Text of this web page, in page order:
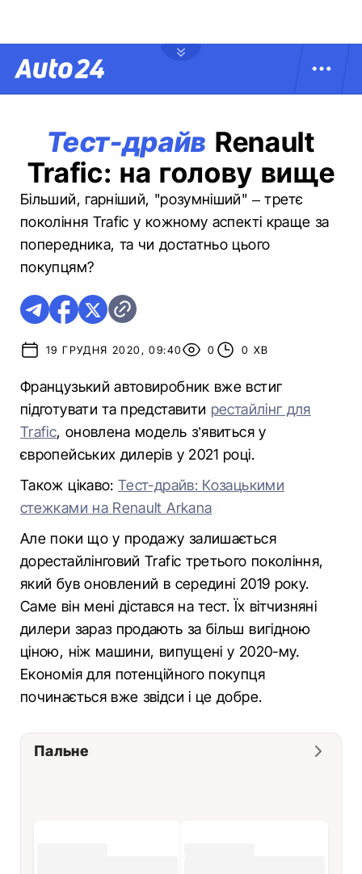
Тест-драйв Renault
Trafic: на голову вище
Більший, гарніший, "розумніший" – третє
покоління Trafic у кожному аспекті краще за
попередника, та чи достатньо цього
покупцям?
19 ГРУДНЯ 2020, 09:40 0 0 ХВ
Французький автовиробник вже встиг
підготувати та представити рестайлінг для
Trafic, оновлена модель з’явиться у
європейських дилерів у 2021 році.
Також цікаво:Тест-драйв: Козацькими
стежками на Renault Arkana
Але поки що у продажу залишається
дорестайлінговий Trafic третього покоління,
який був оновлений в середині 2019 року.
Саме він мені дістався на тест. Їх вітчизняні
дилери зараз продають за більш вигідною
ціною, ніж машини, випущені у 2020-му.
Економія для потенційного покупця
починається вже звідси і це добре.
Пальне